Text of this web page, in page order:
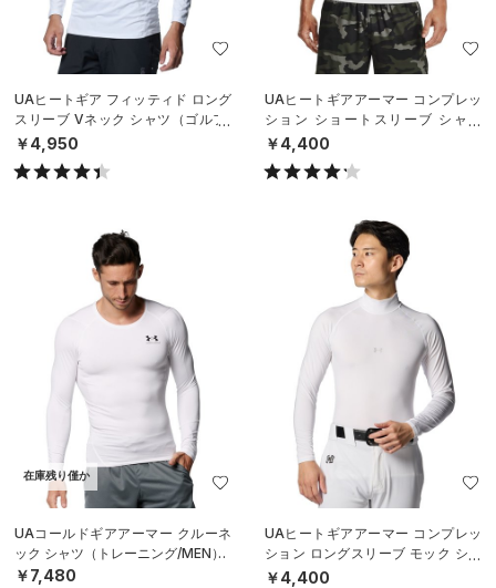
UAヒートギア フィッティド ロング
スリーブ Vネック シャツ（ゴルフ/
MEN）
￥4,950
UAヒートギアアーマー コンプレッ
ション ショートスリーブ シャツ
（トレーニング/MEN）
￥4,400
在庫残り僅か
UAコールドギアアーマー クルーネ
ック シャツ（トレーニング/MEN）
￥7,480
UAヒートギアアーマー コンプレッ
ション ロングスリーブ モック シャ
ツ（ベースボール/MEN）
￥4,400